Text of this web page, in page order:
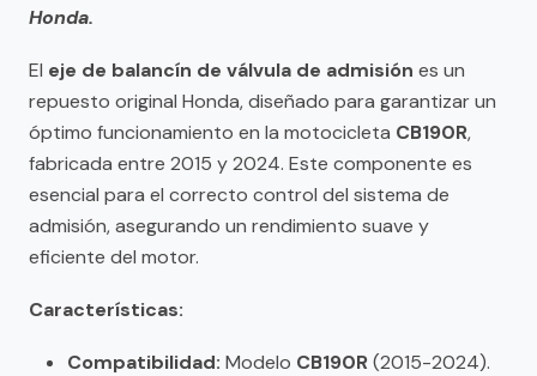
Honda.
El eje de balancín de válvula de admisión es un
repuesto original Honda, diseñado para garantizar un
óptimo funcionamiento en la motocicleta CB190R,
fabricada entre 2015 y 2024. Este componente es
esencial para el correcto control del sistema de
admisión, asegurando un rendimiento suave y
eficiente del motor.
Características:
Compatibilidad: Modelo CB190R(2015-2024).